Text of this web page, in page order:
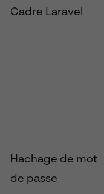
Cadre Laravel
Hachage de mot
de passe